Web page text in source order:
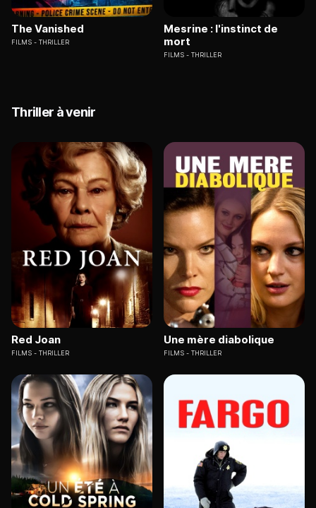
The Vanished
FILMS THRILLER
Mesrine : l'instinct de
mort
FILMS THRILLER
Thriller à venir
Red Joan
FILMS THRILLER
Une mère diabolique
FILMS THRILLER